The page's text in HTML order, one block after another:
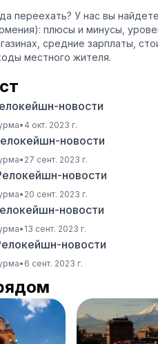
переехать? У нас вы
плюсы и минусы,
средние зарплаты,
местного жителя.
новости
• 4 окт. 2023 г.
новости
• 27 сент. 2023 г.
новости
• 20 сент. 2023 г.
новости
• 13 сент. 2023 г.
новости
• 6 сент. 2023 г.